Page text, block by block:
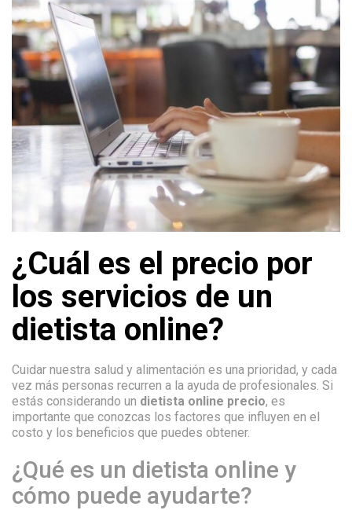
¿Cuál es el precio por
los servicios de un
dietista online?
Cuidar nuestra salud y alimentación es una prioridad, y cada
vez más personas recurren a la ayuda de profesionales. Si
estás considerando un dietista online precio, es
importante que conozcas los factores que influyen en el
costo y los beneficios que puedes obtener.
¿Qué es un dietista online y
cómo puede ayudarte?